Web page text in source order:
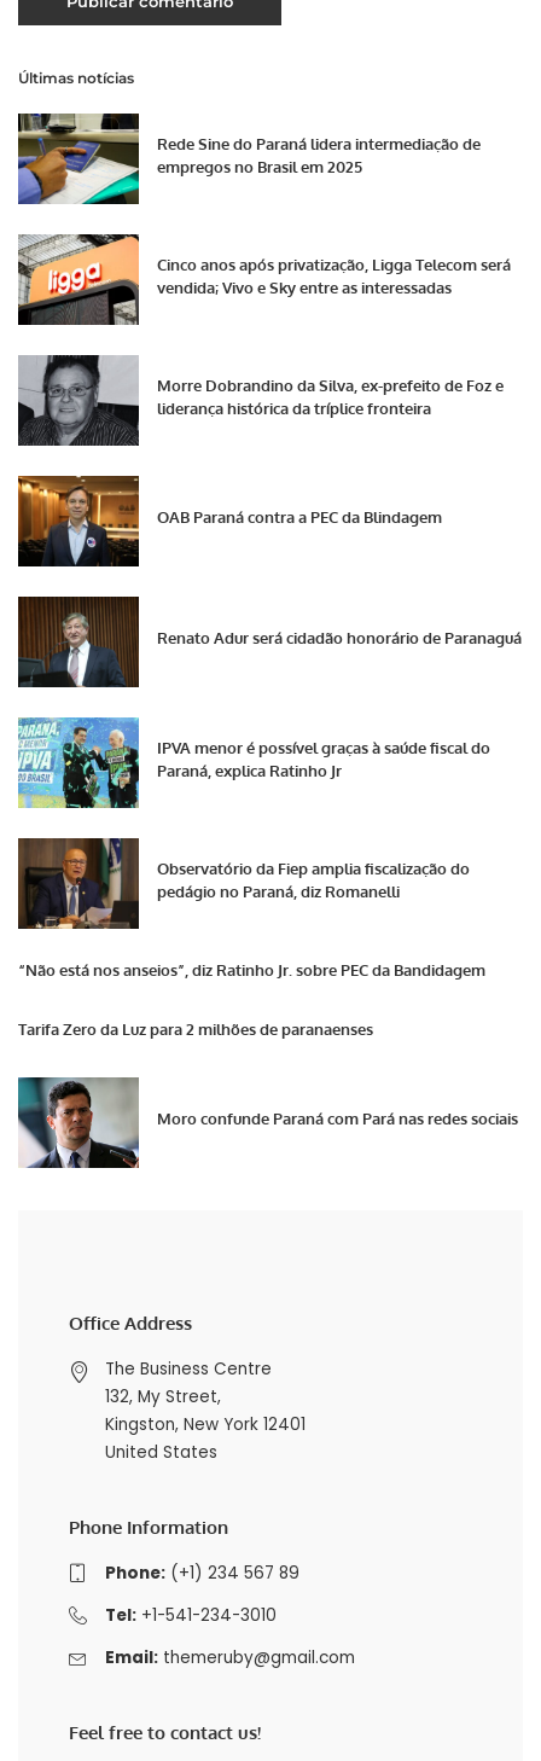
Últimas notícias
Rede Sine do Paraná lidera intermediação de
empregos no Brasil em 2025
Cinco anos após privatização, Ligga Telecom será
vendida; Vivo e Sky entre as interessadas
Morre Dobrandino da Silva, ex-prefeito de Foz e
liderança histórica da tríplice fronteira
OAB Paraná contra a PEC da Blindagem
Renato Adur será cidadão honorário de Paranaguá
IPVA menor é possível graças à saúde fiscal do
Paraná, explica Ratinho Jr
Observatório da Fiep amplia fiscalização do
pedágio no Paraná, diz Romanelli
“Não está nos anseios”, diz Ratinho Jr. sobre PEC da Bandidagem
Tarifa Zero da Luz para 2 milhões de paranaenses
Moro confunde Paraná com Pará nas redes sociais
Office Address
The Business Centre
132, My Street,
Kingston, New York 12401
United States
Phone Information
Phone:(+1) 234 567 89
Tel:+1-541-234-3010
Email: themeruby@gmail.com
Feel free to contact us!